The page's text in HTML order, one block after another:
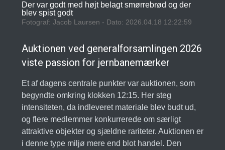
Der var godt med højt belagt smørrebrød og der
blev spist godt
Fotograf: Jacob Laursen - Dato: 2026.04.18 12:22:59
Auktionen ved generalforsamlingen 2026
viste passion for jernbanemærker
Et af dagens centrale punkter var auktionen, som
begyndte omkring klokken 12:15. Her steg
intensiteten, da indleveret materiale blev budt ud,
og flere medlemmer konkurrerede om særligt
attraktive objekter og sjældne rariteter. Auktionen er
i denne type miljø mere end blot handel. Den